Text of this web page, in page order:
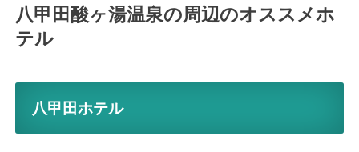
八甲田酸ヶ湯温泉の周辺のオススメホ
テル
八甲田ホテル